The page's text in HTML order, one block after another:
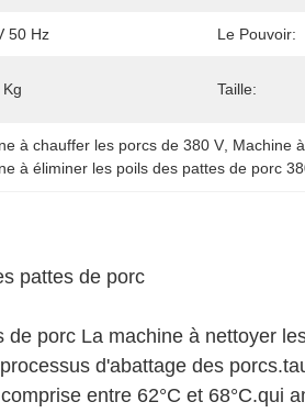
50 Hz Le Pouvoir:
Taille:
à chauffer les porcs de 380 V Machine
à éliminer les poils des pattes de porc
pattes de porc
de porc La machine à nettoyer
d'abattage des
entre 62°C et 68°C.qui